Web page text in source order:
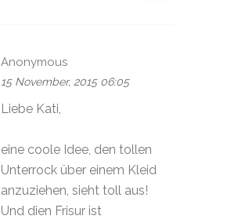
Anonymous
15 November, 2015 06:05
Liebe Kati,
eine coole Idee, den tollen
Unterrock über einem Kleid
anzuziehen, sieht toll aus!
Und dien Frisur ist